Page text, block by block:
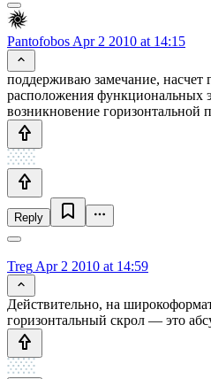
Pantofobos Apr 2 2010 at 14:15
поддерживаю замечание, насчет
расположения функциональных
возникновение горизонтальной
Reply
Treg Apr 2 2010 at 14:59
Действительно, на
горизонтальный скрол — это